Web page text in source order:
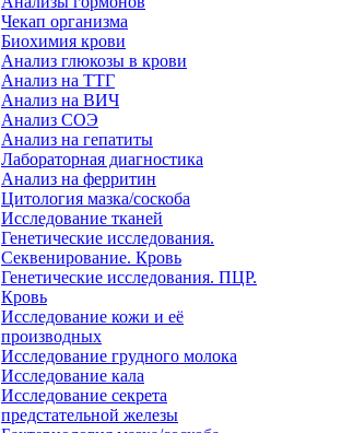
Чекап организма
Биохимия крови
Анализ глюкозы в крови
Анализ на ТТГ
Анализ на ВИЧ
Анализ СОЭ
Анализ на гепатиты
Лабораторная диагностика
Анализ на ферритин
Цитология мазка/соскоба
Исследование тканей
Генетические исследования.
Секвенирование. Кровь
Генетические исследования. ПЦР.
Кровь
Исследование кожи и её
производных
Исследование грудного молока
Исследование кала
Исследование секрета
предстательной железы